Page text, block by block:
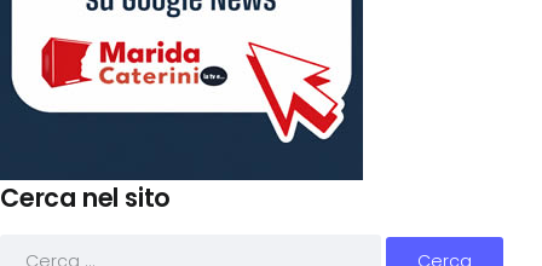
Cerca nel sito